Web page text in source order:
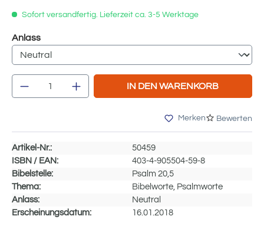
Sofort versandfertig. Lieferzeit ca. 3-5 Werktage
Anlassauswählen
Produkt Anzahl: Gib den gewünschten
IN DEN WARENKORB
Merken Bewerten
Artikel-Nr.:
50459
ISBN / EAN:
403-4-905504-59-8
Bibelstelle:
Psalm 20,5
Thema:
Bibelworte, Psalmworte
Anlass:
Neutral
Erscheinungsdatum:
16.01.2018